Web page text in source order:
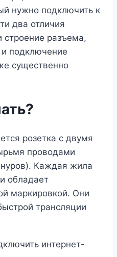
нужно подключить к
два отличия
строение разъема,
и подключение
существенно
розетка с двумя
проводами
Каждая жила
обладает
маркировкой. Они
трансляции